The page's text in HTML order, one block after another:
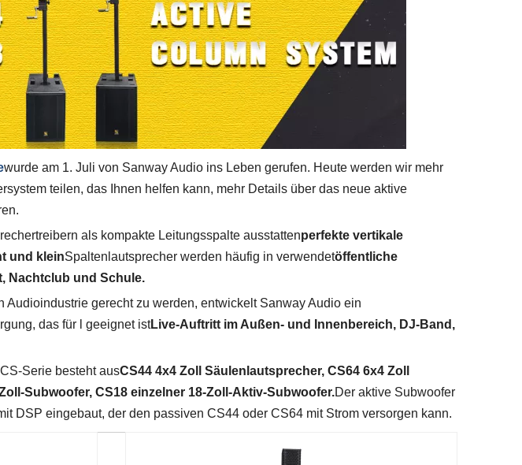
wurde am 1. Juli von Sanway Audio ins Leben gerufen. Heute werden wir mehr
teilen, das Ihnen helfen kann, mehr Details über das neue aktive
als kompakte Leitungsspalte ausstattenperfekte vertikale
und kleinSpaltenlautsprecher werden häufig in verwendetöffentliche
Nachtclub und Schule.
Audioindustrie gerecht zu werden, entwickelt Sanway Audio ein
das für l geeignet istLive-Auftritt im Außen- und Innenbereich, DJ-Band,
Serie besteht ausCS44 4x4 Zoll Säulenlautsprecher, CS64 6x4 Zoll
Subwoofer, CS18 einzelner 18-Zoll-Aktiv-Subwoofer.Der aktive Subwoofer
DSP eingebaut, der den passiven CS44 oder CS64 mit Strom versorgen kann.